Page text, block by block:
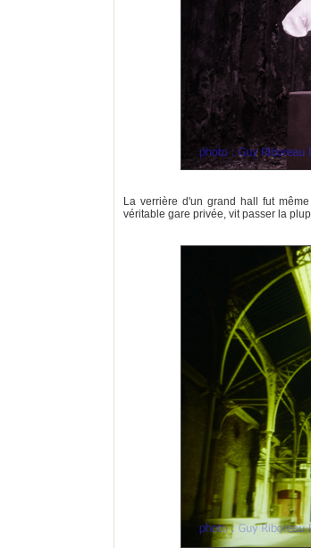
La verrière d'un grand hall fut
véritable gare privée, vit passer la